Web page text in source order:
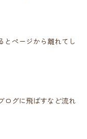
とぺージから離れてし
ログに飛ばすなど流れ